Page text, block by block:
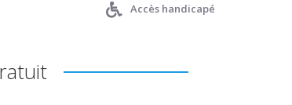
Accès handicapé